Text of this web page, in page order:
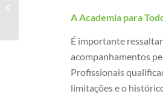
A Academia para
É importante
acompanhamentos
Profissionais
limitações e o